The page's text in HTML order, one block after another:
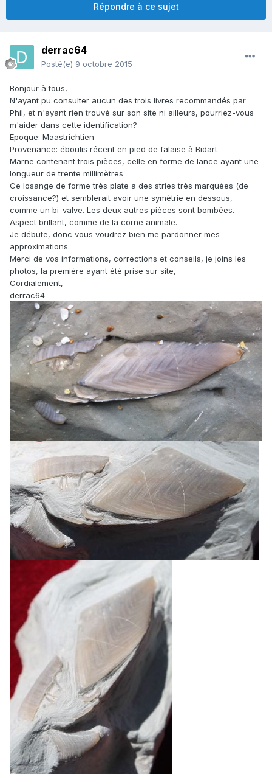
Répondre à ce sujet
derrac64
Posté(e) 9 octobre 2015
Bonjour à tous,
N'ayant pu consulter aucun des trois livres recommandés par
Phil, et n'ayant rien trouvé sur son site ni ailleurs, pourriez-vous
m'aider dans cette identification?
Epoque: Maastrichtien
Provenance: éboulis récent en pied de falaise à Bidart
Marne contenant trois pièces, celle en forme de lance ayant une
longueur de trente millimètres
Ce losange de forme très plate a des stries très marquées (de
croissance?) et semblerait avoir une symétrie en dessous,
comme un bi-valve. Les deux autres pièces sont bombées.
Aspect brillant, comme de la corne animale.
Je débute, donc vous voudrez bien me pardonner mes
approximations.
Merci de vos informations, corrections et conseils, je joins les
photos, la première ayant été prise sur site,
Cordialement,
derrac64